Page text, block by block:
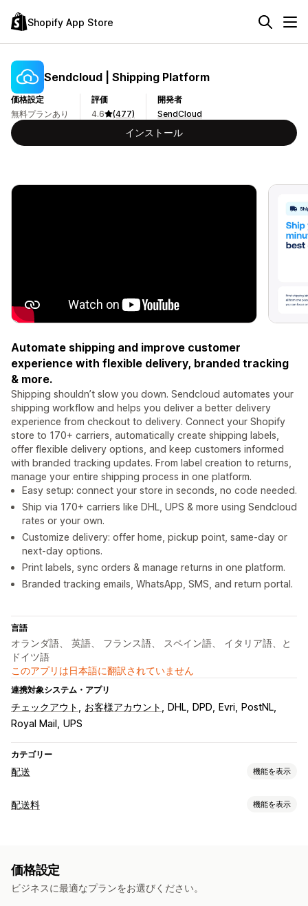
Shopify App Store
Sendcloud | Shipping Platform
価格設定
無料プランあり
評価
4.6
(477)
開発者
SendCloud
インストール
Automate shipping and improve customer
experience with flexible delivery, branded tracking
& more.
Shipping shouldn’t slow you down. Sendcloud automates your
shipping workflow and helps you deliver a better delivery
experience from checkout to delivery. Connect your Shopify
store to 170+ carriers, automatically create shipping labels,
offer flexible delivery options, and keep customers informed
with branded tracking updates. From label creation to returns,
manage your entire shipping process in one platform.
Easy setup: connect your store in seconds, no code needed.
Ship via 170+ carriers like DHL, UPS & more using Sendcloud
rates or your own.
Customize delivery: offer home, pickup point, same-day or
next-day options.
Print labels, sync orders & manage returns in one platform.
Branded tracking emails, WhatsApp, SMS, and return portal.
言語
オランダ語、 英語、 フランス語、 スペイン語、 イタリア語、と
ドイツ語
このアプリは日本語に翻訳されていません
連携対象システム・アプリ
チェックアウト お客様アカウント DHL DPD Evri
PostNL
Royal Mail
UPS
カテゴリー
配送 機能を表示
ラベルと梱包
複数言語 配送業者の選択
配送料 機能を表示
カスタマイズ
価格設定
ビジネスに最適なプランをお選びください。